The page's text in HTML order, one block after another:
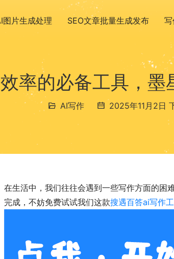
图片生成处理 SEO文章批量生成发布
率的必备工具，
AI写作 2025年11月2日
在生活中，我们往往会遇到一些写作方面的困
完成，不妨免费试试我们这款搜遇百答ai写作